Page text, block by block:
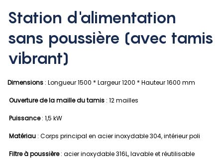
Station d'alimentation
sans poussière (avec tamis
vibrant)
Dimensions : Longueur 1500 * Largeur 1200 * Hauteur 1600 mm
Ouverture de la maille du tamis : 12 mailles
Puissance: 1,5 kW
Matériau : Corps principal en acier inoxydable 304, intérieur poli
Filtre à poussière: acier inoxydable 316L, lavable et réutilisable